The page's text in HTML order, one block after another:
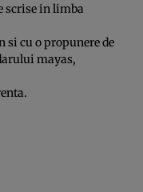
scrise in limba
si cu o propunere de
mayas,